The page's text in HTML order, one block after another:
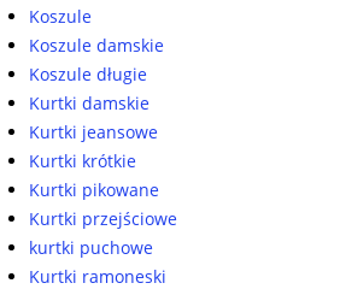
Koszule
Koszule damskie
Koszule długie
Kurtki damskie
Kurtki jeansowe
Kurtki krótkie
Kurtki pikowane
Kurtki przejściowe
kurtki puchowe
Kurtki ramoneski